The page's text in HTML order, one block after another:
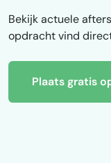
Bekijk actuele
opdracht vind
Plaats gratis